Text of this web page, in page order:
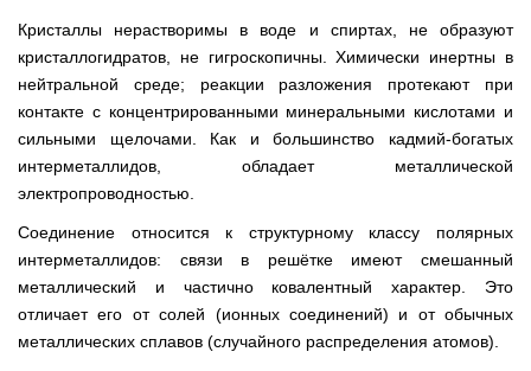
Кристаллы нерастворимы в воде и спиртах, не образуют
кристаллогидратов, не гигроскопичны. Химически инертны в
нейтральной среде; реакции разложения протекают при
контакте с концентрированными минеральными кислотами и
сильными щелочами. Как и большинство кадмий-богатых
интерметаллидов, обладает металлической
электропроводностью.
Соединение относится к структурному классу полярных
интерметаллидов: связи в решётке имеют смешанный
металлический и частично ковалентный характер. Это
отличает его от солей (ионных соединений) и от обычных
металлических сплавов (случайного распределения атомов).